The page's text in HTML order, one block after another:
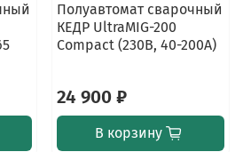
Полуавтомат сварочный
КЕДР UltraMIG-200
Compact (230В, 40-200А)
24 900 ₽
В корзину